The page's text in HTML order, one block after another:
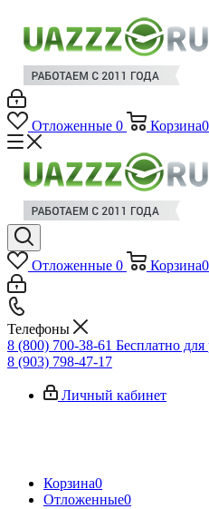
Отложенные 0 Корзина0
Отложенные 0 Корзина0
Телефоны
8 (800) 700-38-61 Бесплатно
8 (903) 798-47-17
Личный кабинет
Корзина0
Отложенные0